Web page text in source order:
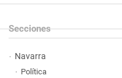
Secciones
Navarra
Política